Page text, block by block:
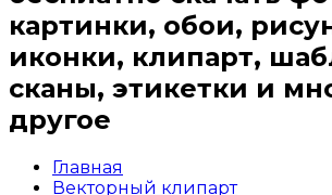
картинки, обои,
иконки, клипарт,
сканы, этикетки и
другое
Главная
Векторный клипарт